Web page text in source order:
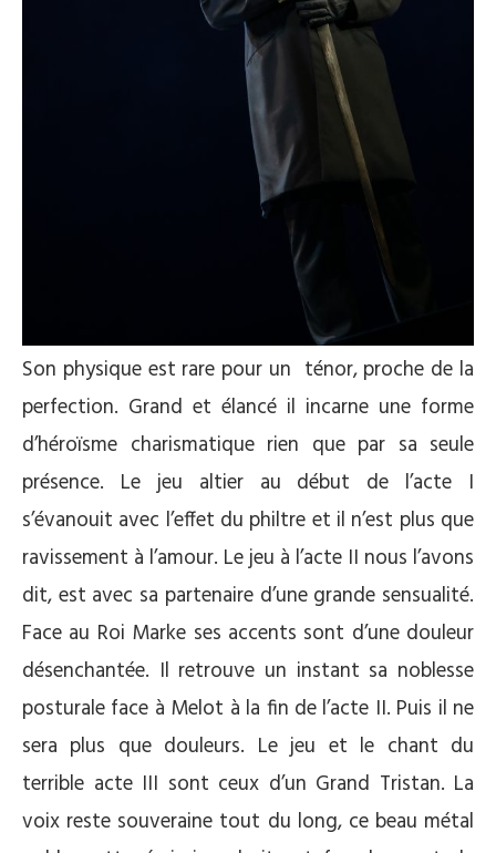
Son physique est rare pour un ténor, proche de la
perfection. Grand et élancé il incarne une forme
d’héroïsme charismatique rien que par sa seule
présence. Le jeu altier au début de l’acte I
s’évanouit avec l’effet du philtre et il n’est plus que
ravissement à l’amour. Le jeu à l’acte II nous l’avons
dit, est avec sa partenaire d’une grande sensualité.
Face au Roi Marke ses accents sont d’une douleur
désenchantée. Il retrouve un instant sa noblesse
posturale face à Melot à la fin de l’acte II. Puis il ne
sera plus que douleurs. Le jeu et le chant du
terrible acte III sont ceux d’un Grand Tristan. La
voix reste souveraine tout du long, ce beau métal